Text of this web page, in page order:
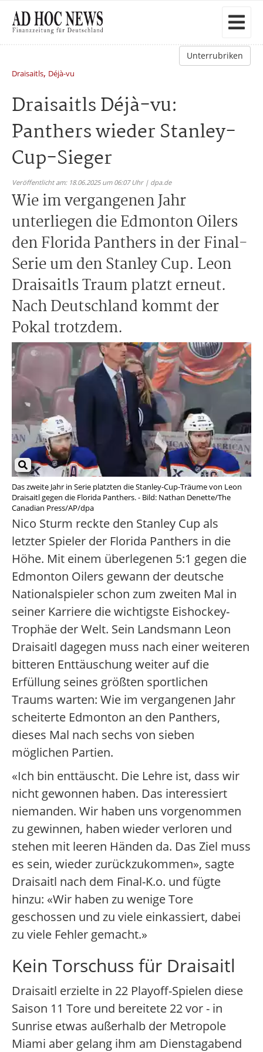
Unterrubriken
Draisaitls, Déjà-vu
Draisaitls Déjà-vu:
Panthers wieder Stanley-
Cup-Sieger
Veröffentlicht am: 18.06.2025 um 06:07 Uhr | dpa.de
Wie im vergangenen Jahr
unterliegen die Edmonton Oilers
den Florida Panthers in der Final-
Serie um den Stanley Cup. Leon
Draisaitls Traum platzt erneut.
Nach Deutschland kommt der
Pokal trotzdem.
Das zweite Jahr in Serie platzten die Stanley-Cup-Träume von Leon
Draisaitl gegen die Florida Panthers. - Bild: Nathan Denette/The
Canadian Press/AP/dpa
Nico Sturm reckte den Stanley Cup als
letzter Spieler der Florida Panthers in die
Höhe. Mit einem überlegenen 5:1 gegen die
Edmonton Oilers gewann der deutsche
Nationalspieler schon zum zweiten Mal in
seiner Karriere die wichtigste Eishockey-
Trophäe der Welt. Sein Landsmann Leon
Draisaitl dagegen muss nach einer weiteren
bitteren Enttäuschung weiter auf die
Erfüllung seines größten sportlichen
Traums warten: Wie im vergangenen Jahr
scheiterte Edmonton an den Panthers,
dieses Mal nach sechs von sieben
möglichen Partien.
«Ich bin enttäuscht. Die Lehre ist, dass wir
nicht gewonnen haben. Das interessiert
niemanden. Wir haben uns vorgenommen
zu gewinnen, haben wieder verloren und
stehen mit leeren Händen da. Das Ziel muss
es sein, wieder zurückzukommen», sagte
Draisaitl nach dem Final-K.o. und fügte
hinzu: «Wir haben zu wenige Tore
geschossen und zu viele einkassiert, dabei
zu viele Fehler gemacht.»
Kein Torschuss für Draisaitl
Draisaitl erzielte in 22 Playoff-Spielen diese
Saison 11 Tore und bereitete 22 vor - in
Sunrise etwas außerhalb der Metropole
Miami aber gelang ihm am Dienstagabend